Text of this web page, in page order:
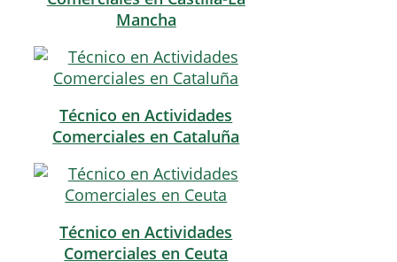
Mancha
Técnico en Actividades
Comerciales en Cataluña
Técnico en Actividades
Comerciales en Ceuta